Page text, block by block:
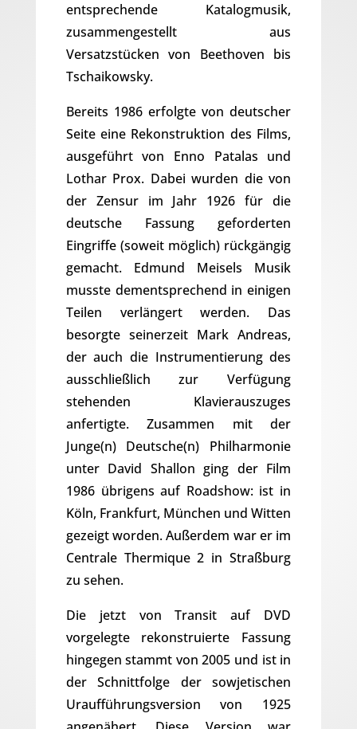
entsprechende Katalogmusik,
zusammengestellt aus
Versatzstücken von Beethoven bis
Tschaikowsky.
Bereits 1986 erfolgte von deutscher
Seite eine Rekonstruktion des Films,
ausgeführt von Enno Patalas und
Lothar Prox. Dabei wurden die von
der Zensur im Jahr 1926 für die
deutsche Fassung geforderten
Eingriffe (soweit möglich) rückgängig
gemacht. Edmund Meisels Musik
musste dementsprechend in einigen
Teilen verlängert werden. Das
besorgte seinerzeit Mark Andreas,
der auch die Instrumentierung des
ausschließlich zur Verfügung
stehenden Klavierauszuges
anfertigte. Zusammen mit der
Junge(n) Deutsche(n) Philharmonie
unter David Shallon ging der Film
1986 übrigens auf Roadshow: ist in
Köln, Frankfurt, München und Witten
gezeigt worden. Außerdem war er im
Centrale Thermique 2 in Straßburg
zu sehen.
Die jetzt von Transit auf DVD
vorgelegte rekonstruierte Fassung
hingegen stammt von 2005 und ist in
der Schnittfolge der sowjetischen
Uraufführungsversion von 1925